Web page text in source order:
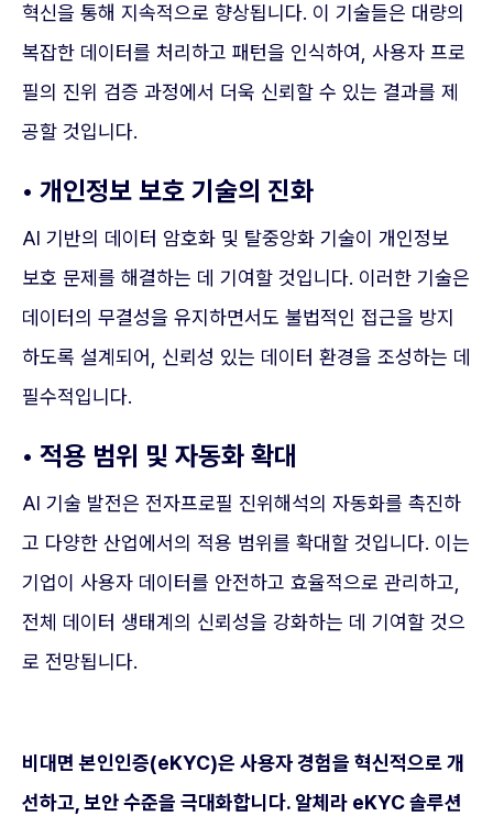
혁신을 통해 지속적으로 향상됩니다. 이 기술들은 대량의
복잡한 데이터를 처리하고 패턴을 인식하여, 사용자 프로
필의 진위 검증 과정에서 더욱 신뢰할 수 있는 결과를 제
공할 것입니다.
• 개인정보 보호 기술의 진화
AI 기반의 데이터 암호화 및 탈중앙화 기술이 개인정보
보호 문제를 해결하는 데 기여할 것입니다. 이러한 기술은
데이터의 무결성을 유지하면서도 불법적인 접근을 방지
하도록 설계되어, 신뢰성 있는 데이터 환경을 조성하는 데
필수적입니다.
• 적용 범위 및 자동화 확대
AI 기술 발전은 전자프로필 진위해석의 자동화를 촉진하
고 다양한 산업에서의 적용 범위를 확대할 것입니다. 이는
기업이 사용자 데이터를 안전하고 효율적으로 관리하고,
전체 데이터 생태계의 신뢰성을 강화하는 데 기여할 것으
로 전망됩니다.
비대면 본인인증(eKYC)은 사용자 경험을 혁신적으로 개
선하고, 보안 수준을 극대화합니다. 알체라 eKYC 솔루션